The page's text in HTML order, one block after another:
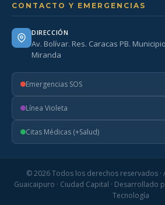
CONTACTO Y EMERGENCIAS
DIRECCIÓN
Av. Bolívar. Res. Caracas PB.
Miranda
Emergencias SOS
Línea Violeta
Citas Médicas (+Salud)
© 2026 Todos los derechos reservados ·
Guaicaipuro · Ciudad Capital · Desarrollado
Tecnología